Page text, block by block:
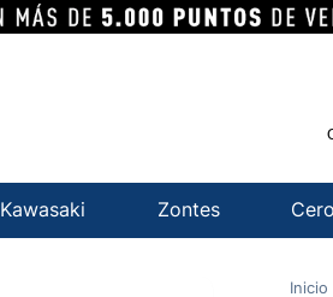
Kawasaki Zontes